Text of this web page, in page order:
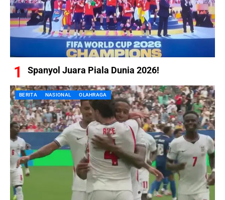
Spanyol Juara Piala Dunia 2026!
BERITA NASIONAL OLAHRAGA